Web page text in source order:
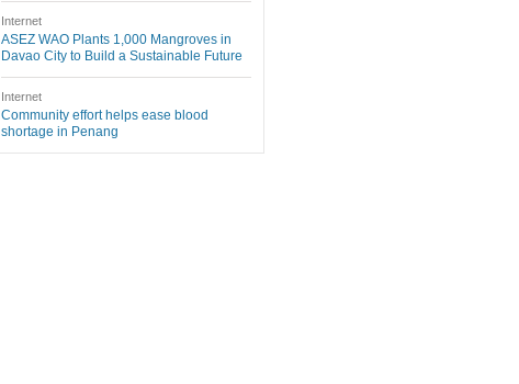
Internet
ASEZ WAO Plants 1,000 Mangroves in
Davao City to Build a Sustainable Future
Internet
Community effort helps ease blood
shortage in Penang